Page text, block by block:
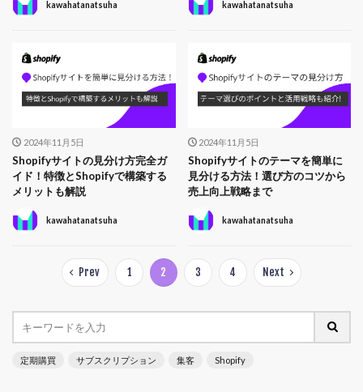
kawahatanatsuha kawahatanatsuha
2024年11月5日
Shopifyサイトの見分け方完全ガ
イド！特徴とShopifyで構築する
メリットも解説
kawahatanatsuha
2024年11月5日
Shopifyサイトのテーマを簡単に
見分ける方法！選び方のコツから
売上向上戦略まで
kawahatanatsuha
Prev 1 2 3 4 Next
定期購買 サブスクリプション 集客 Shopify